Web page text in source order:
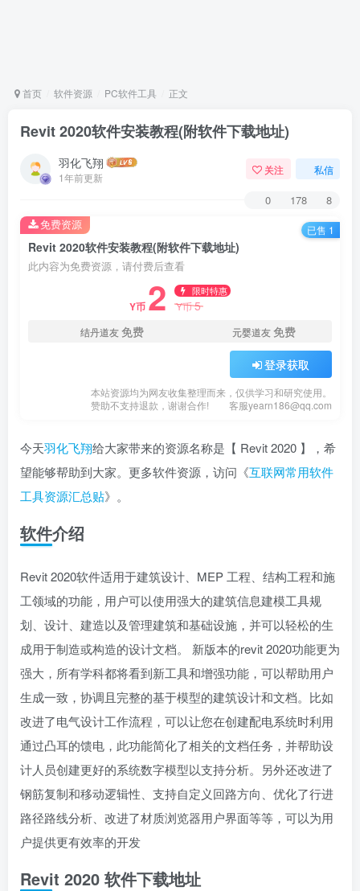
首页 软件资源 PC软件工具 正文
Revit 2020软件安装教程(附软件下载地址)
羽化飞翔
1年前更新
关注 私信
0 178 8
Revit 2020软件安装教程(附软件下载地址)
此内容为免费资源，请付费后查看
Y币 2 限时特惠
Y币5
结丹道友免费 元婴道友免费
登录获取
本站资源均为网友收集整理而来，仅供学习和研究使用。
赞助不支持退款，谢谢合作!
客服yearn186@qq.com
免费资源 已售 1
今天羽化飞翔给大家带来的资源名称是【 Revit 2020 】，希
望能够帮助到大家。更多软件资源，访问《互联网常用软件
工具资源汇总贴》。
软件介绍
Revit 2020软件适用于建筑设计、MEP 工程、结构工程和施
工领域的功能，用户可以使用强大的建筑信息建模工具规
划、设计、建造以及管理建筑和基础设施，并可以轻松的生
成用于制造或构造的设计文档。 新版本的revit 2020功能更为
强大，所有学科都将看到新工具和增强功能，可以帮助用户
生成一致，协调且完整的基于模型的建筑设计和文档。比如
改进了电气设计工作流程，可以让您在创建配电系统时利用
通过凸耳的馈电，此功能简化了相关的文档任务，并帮助设
计人员创建更好的系统数字模型以支持分析。另外还改进了
钢筋复制和移动逻辑性、支持自定义回路方向、优化了行进
路径路线分析、改进了材质浏览器用户界面等等，可以为用
户提供更有效率的开发
Revit 2020 软件下载地址